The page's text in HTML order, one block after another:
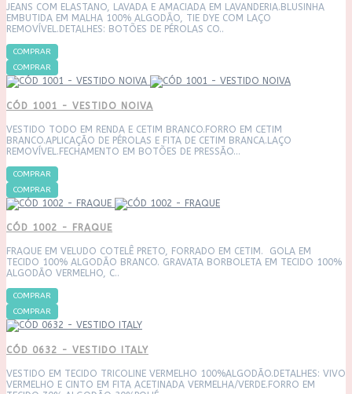
JEANS COM ELASTANO, LAVADA E AMACIADA EM LAVANDERIA.BLUSINHA
EMBUTIDA EM MALHA 100% ALGODÃO, TIE DYE COM LAÇO
REMOVÍVEL.DETALHES: BOTÕES DE PÉROLAS CO..
COMPRAR
COMPRAR
CÓD 1001 - VESTIDO NOIVA
VESTIDO TODO EM RENDA E CETIM BRANCO.FORRO EM CETIM
BRANCO.APLICAÇÃO DE PÉROLAS E FITA DE CETIM BRANCA.LAÇO
REMOVÍVEL.FECHAMENTO EM BOTÕES DE PRESSÃO...
COMPRAR
COMPRAR
CÓD 1002 - FRAQUE
FRAQUE EM VELUDO COTELÊ PRETO, FORRADO EM CETIM. GOLA EM
TECIDO 100% ALGODÃO BRANCO. GRAVATA BORBOLETA EM TECIDO 100%
ALGODÃO VERMELHO, C..
COMPRAR
COMPRAR
CÓD 0632 - VESTIDO ITALY
VESTIDO EM TECIDO TRICOLINE VERMELHO 100%ALGODÃO.DETALHES: VIVO
VERMELHO E CINTO EM FITA ACETINADA VERMELHA/VERDE.FORRO EM